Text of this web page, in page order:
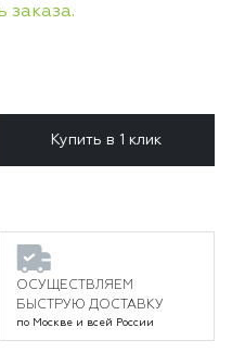
заказа.
Купить в 1 клик
ОСУЩЕСТВЛЯЕМ
БЫСТРУЮ ДОСТАВКУ
по Москве и всей России